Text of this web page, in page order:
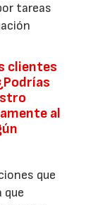
tareas
clientes
al
que
que